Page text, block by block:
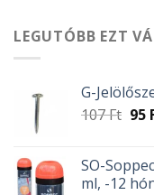
LEGUTÓBB EZT
G-
107Ft 95
SO-
ml, -12